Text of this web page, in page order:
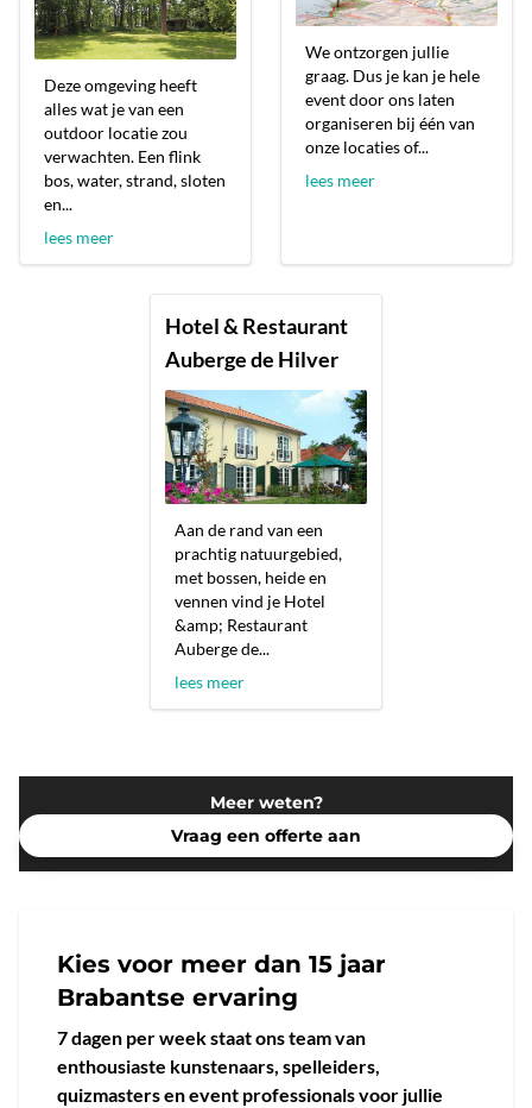
Deze omgeving heeft
alles wat je van een
outdoor locatie zou
verwachten. Een flink
bos, water, strand, sloten
en...
lees meer
We ontzorgen jullie
graag. Dus je kan je hele
event door ons laten
organiseren bij één van
onze locaties of...
lees meer
Hotel & Restaurant
Auberge de Hilver
Aan de rand van een
prachtig natuurgebied,
met bossen, heide en
vennen vind je Hotel
&amp; Restaurant
Auberge de...
lees meer
Meer weten?
Vraag een offerte aan
Kies voor meer dan 15 jaar
Brabantse ervaring
7 dagen per week staat ons team van
enthousiaste kunstenaars, spelleiders,
quizmasters en event professionals voor jullie